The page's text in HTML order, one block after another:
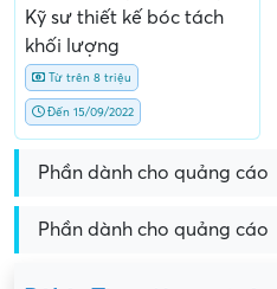
Kỹ sư thiết kế bóc tách
khối lượng
Từ trên 8 triệu
Đến 15/09/2022
Phần dành cho quảng cáo
Phần dành cho quảng cáo